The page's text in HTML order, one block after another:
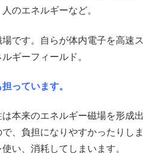
のエネルギーなど。
です。自らが体内電子を高速ス
ギーフィールド。
っています。
本来のエネルギー磁場を形成出
、負担になりやすかったりしま
い、消耗してしまいます。